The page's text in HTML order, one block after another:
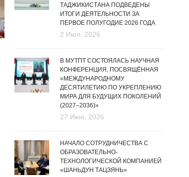
ТАДЖИКИСТАНА ПОДВЕДЕНЫ
ИТОГИ ДЕЯТЕЛЬНОСТИ ЗА
ПЕРВОЕ ПОЛУГОДИЕ 2026 ГОДА
2 Июл, 2026
В МУТПТ СОСТОЯЛАСЬ НАУЧНАЯ
КОНФЕРЕНЦИЯ, ПОСВЯЩЁННАЯ
«МЕЖДУНАРОДНОМУ
ДЕСЯТИЛЕТИЮ ПО УКРЕПЛЕНИЮ
МИРА ДЛЯ БУДУЩИХ ПОКОЛЕНИЙ
(2027–2036)»
27 Июн, 2026
НАЧАЛО СОТРУДНИЧЕСТВА С
ОБРАЗОВАТЕЛЬНО-
ТЕХНОЛОГИЧЕСКОЙ КОМПАНИЕЙ
«ШАНЬДУН ТАЦЗЯНЬ»